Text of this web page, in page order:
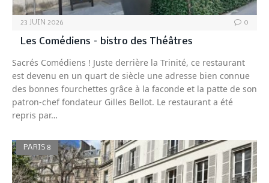
23 JUIN 2026 0
Les Comédiens – bistro des Théâtres
Sacrés Comédiens ! Juste derrière la Trinité, ce restaurant
est devenu en un quart de siècle une adresse bien connue
des bonnes fourchettes grâce à la faconde et la patte de son
patron-chef fondateur Gilles Bellot. Le restaurant a été
repris par…
PARIS 8